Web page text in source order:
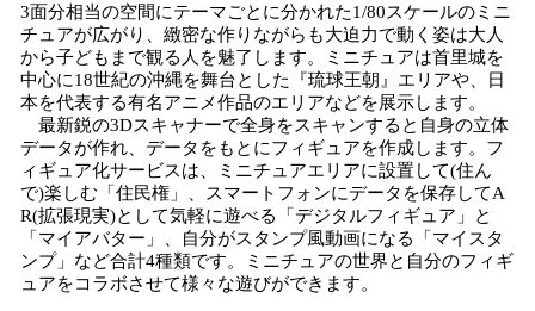
3面分相当の空間にテーマごとに分かれた1/80スケールのミニ
チュアが広がり、緻密な作りながらも大迫力で動く姿は大人
から子どもまで観る人を魅了します。ミニチュアは首里城を
中心に18世紀の沖縄を舞台とした『琉球王朝』エリアや、日
本を代表する有名アニメ作品のエリアなどを展示します。
最新鋭の3Dスキャナーで全身をスキャンすると自身の立体
データが作れ、データをもとにフィギュアを作成します。フ
ィギュア化サービスは、ミニチュアエリアに設置して(住ん
で)楽しむ「住民権」、スマートフォンにデータを保存してA
R(拡張現実)として気軽に遊べる「デジタルフィギュア」と
「マイアバター」、自分がスタンプ風動画になる「マイスタ
ンプ」など合計4種類です。ミニチュアの世界と自分のフィギ
ュアをコラボさせて様々な遊びができます。